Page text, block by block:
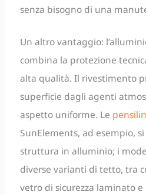
senza bisogno di una
Un altro vantaggio:
combina la protezione
alta qualità. Il rivestimento
superficie dagli agenti
aspetto uniforme. Le
SunElements, ad esempio,
struttura in alluminio; i
diverse varianti di tetto, tra
vetro di sicurezza laminato